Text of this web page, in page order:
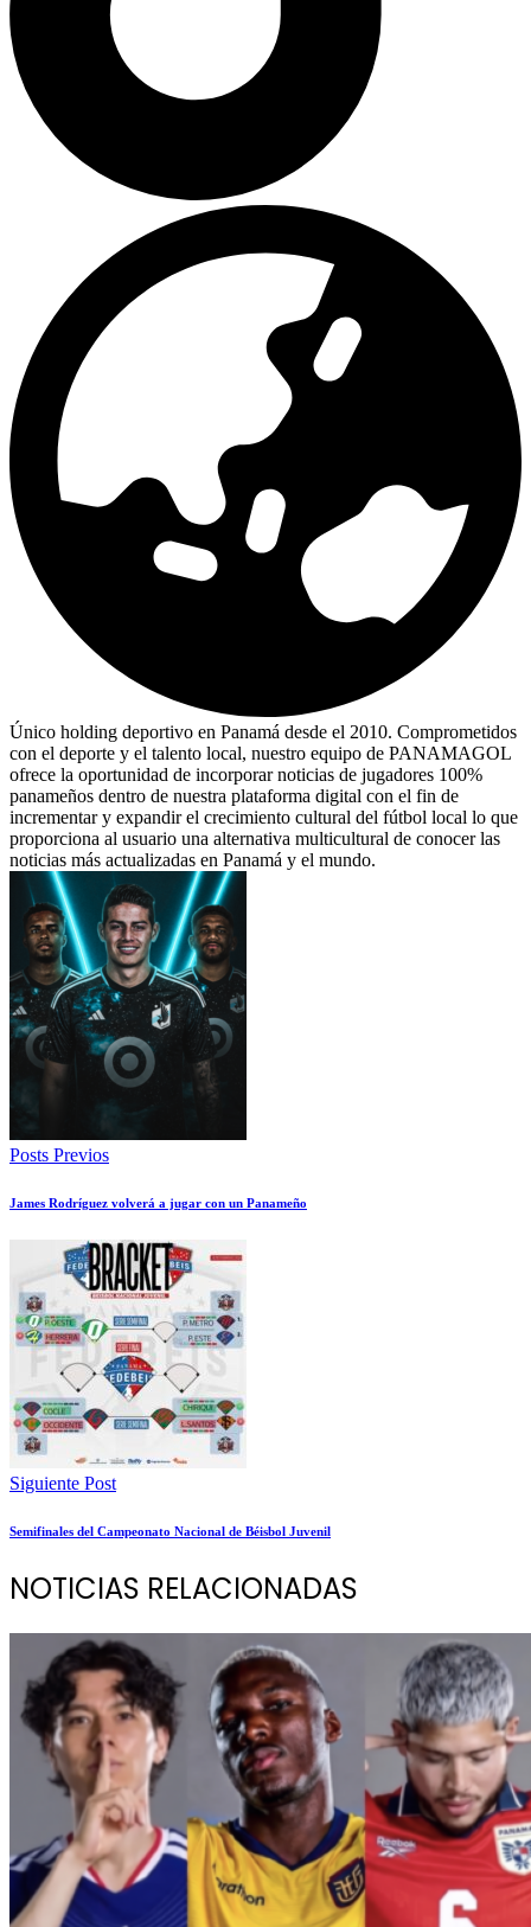
Único holding deportivo en Panamá desde el 2010. Comprometidos
con el deporte y el talento local, nuestro equipo de PANAMAGOL
ofrece la oportunidad de incorporar noticias de jugadores 100%
panameños dentro de nuestra plataforma digital con el fin de
incrementar y expandir el crecimiento cultural del fútbol local lo que
proporciona al usuario una alternativa multicultural de conocer las
noticias más actualizadas en Panamá y el mundo.
Posts Previos
James Rodríguez volverá a jugar con un Panameño
Siguiente Post
Semifinales del Campeonato Nacional de Béisbol Juvenil
NOTICIAS RELACIONADAS